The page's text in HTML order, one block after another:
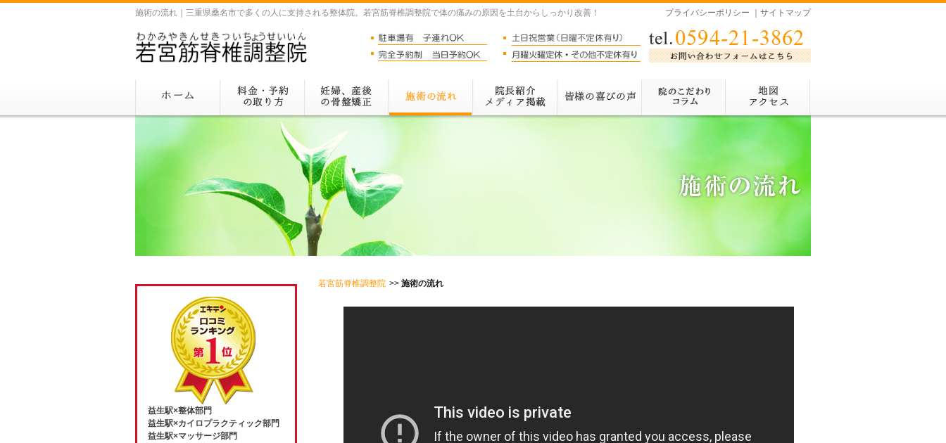
施術の流れ｜三重県桑名市で多くの人に支持される整体院。若宮筋脊椎調整院で体の痛みの原因を土台からしっかり改善！ プライバシーポリシー サイトマップ
若宮筋脊椎調整院 施術の流れ
益生駅×整体部門
益生駅×カイロプラクティック部門
益生駅×マッサージ部門